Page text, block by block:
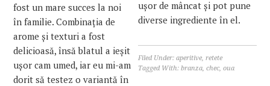
fost un mare succes la noi
în familie. Combinația de
arome și texturi a fost
delicioasă, însă blatul a ieșit
ușor cam umed, iar eu mi-am
dorit să testez o variantă în
ușor de mâncat și pot pune
diverse ingrediente în el.
Filed Under:aperitive,retete
Tagged With:branza,chec,oua